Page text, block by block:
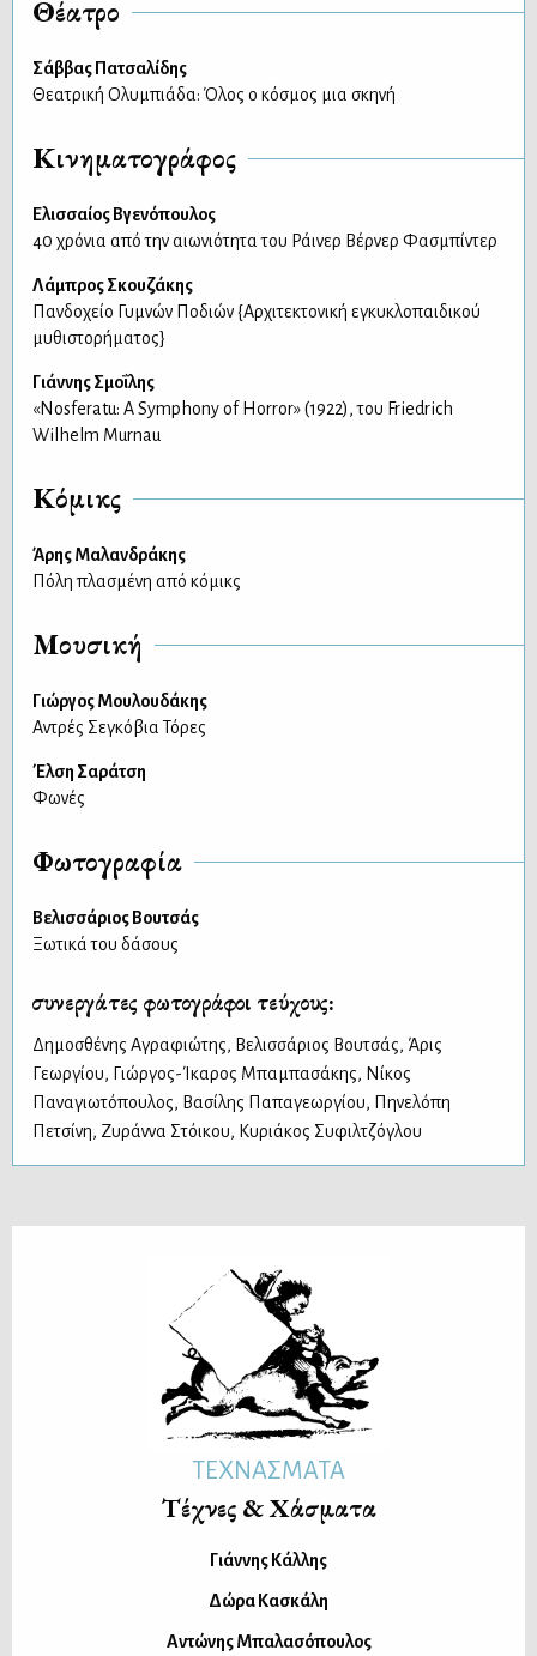
Θέατρο
Σάββας Πατσαλίδης
Θεατρική Ολυμπιάδα: Όλος ο κόσμος μια σκηνή
Κινηματογράφος
Ελισσαίος Βγενόπουλος
40 χρόνια από την αιωνιότητα του Ράινερ Βέρνερ Φασμπίντερ
Λάμπρος Σκουζάκης
Πανδοχείο Γυμνών Ποδιών {Αρχιτεκτονική εγκυκλοπαιδικού
μυθιστορήματος}
Γιάννης Σμοΐλης
«Nosferatu: A Symphony of Horror» (1922), του Friedrich
Wilhelm Murnau
Κόμικς
Άρης Μαλανδράκης
Πόλη πλασμένη από κόμικς
Μουσική
Γιώργος Μουλουδάκης
Αντρές Σεγκόβια Τόρες
Έλση Σαράτση
Φωνές
Φωτογραφία
Βελισσάριος Βουτσάς
Ξωτικά του δάσους
συνεργάτες φωτογράφοι τεύχους:
Δημοσθένης Αγραφιώτης, Βελισσάριος Βουτσάς, Άρις
Γεωργίου, Γιώργος-Ίκαρος Μπαμπασάκης, Νίκος
Παναγιωτόπουλος, Βασίλης Παπαγεωργίου, Πηνελόπη
Πετσίνη, Ζυράννα Στόικου, Κυριάκος Συφιλτζόγλου
ΤΕΧΝΑΣΜΑΤΑ
Τέχνες & Χάσματα
Γιάννης Κάλλης
Δώρα Κασκάλη
Αντώνης Μπαλασόπουλος